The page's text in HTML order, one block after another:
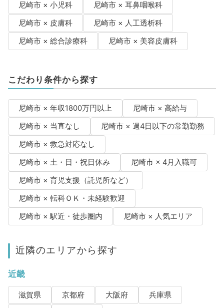
尼崎市 × 小児科
尼崎市 × 耳鼻咽喉科
尼崎市 × 皮膚科
尼崎市 × 人工透析科
尼崎市 × 総合診療科
尼崎市 × 美容皮膚科
こだわり条件から探す
尼崎市 × 年収1800万円以上
尼崎市 × 高給与
尼崎市 × 当直なし
尼崎市 × 週4日以下の常勤勤務
尼崎市 × 救急対応なし
尼崎市 × 土・日・祝日休み
尼崎市 × 4月入職可
尼崎市 × 育児支援（託児所など）
尼崎市 × 転科ＯＫ・未経験歓迎
尼崎市 × 駅近・徒歩圏内
尼崎市 × 人気エリア
近隣のエリアから探す
近畿
滋賀県 京都府 大阪府
兵庫県